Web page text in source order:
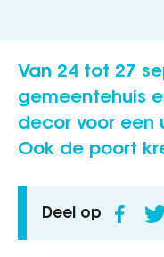
Van 24 tot 27
gemeentehuis
decor voor een
Ook de poort
Deel op